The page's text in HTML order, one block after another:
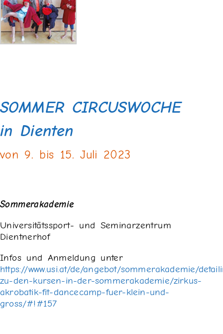
SOMMER CIRCUSWOCHE
in Dienten
von 9. bis 15. Juli 2023
Sommerakademie
Universitätssport- und Seminarzentrum
Dientnerhof
Infos und Anmeldung unter
https://www.usi.at/de/angebot/sommerakademie/
zu-den-kursen-in-der-sommerakademie/zirkus-
akrobatik-fit-dancecamp-fuer-klein-und-
gross/#!#157